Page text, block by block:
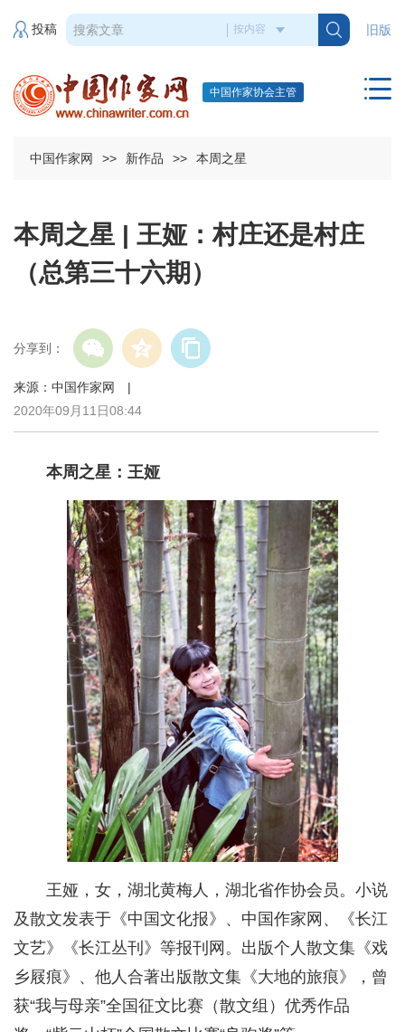
旧版
投稿
中国作家协会主管
中国作家网 >> 新作品 >> 本周之星
本周之星 | 王娅：村庄还是村庄
（总第三十六期）
分享到：
来源：中国作家网 |
2020年09月11日08:44
本周之星：王娅
王娅，女，湖北黄梅人，湖北省作协会员。小说
及散文发表于《中国文化报》、中国作家网、《长江
文艺》《长江丛刊》等报刊网。出版个人散文集《戏
乡屐痕》、他人合著出版散文集《大地的旅痕》，曾
获“我与母亲”全国征文比赛（散文组）优秀作品